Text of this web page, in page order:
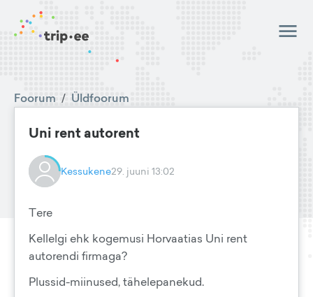
Foorum / Üldfoorum
Uni rent autorent
Kessukene29. juuni 13:02
Tere
Kellelgi ehk kogemusi Horvaatias Uni rent
autorendi firmaga?
Plussid-miinused, tähelepanekud.